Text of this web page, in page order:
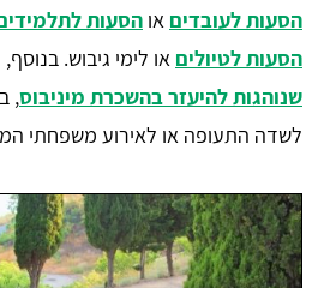
הסעות לעובדים או הסעות
הסעות לטיולים או לימי גיבוש.
שנוהגות להיעזר בהשכרת מיניבוס,
לשדה התעופה או לאירוע משפחתי